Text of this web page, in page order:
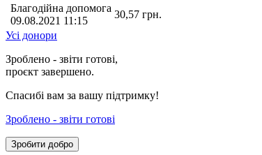
Благодійна допомога
09.08.2021 11:15
30,57 грн.
Усі донори
Зроблено - звіти готові,
проєкт завершено.
Спасибі вам за вашу підтримку!
Зроблено - звіти готові
Зробити добро